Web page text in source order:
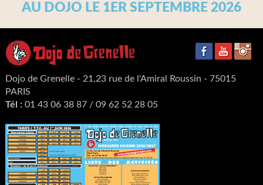
AU DOJO LE 1ER SEPTEMBRE 2026
Dojo de Grenelle - 21,23 rue de l'Amiral Roussin - 75015
PARIS
Tél : 01 43 06 38 87 / 09 62 52 28 05